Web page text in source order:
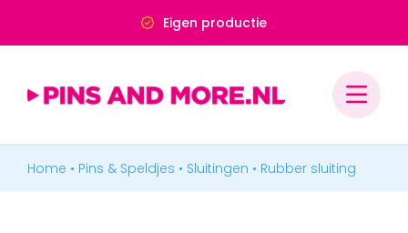
Deskundig advies
Home • Pins & Speldjes • Sluitingen • Rubber sluiting
PINS & SPELDJES